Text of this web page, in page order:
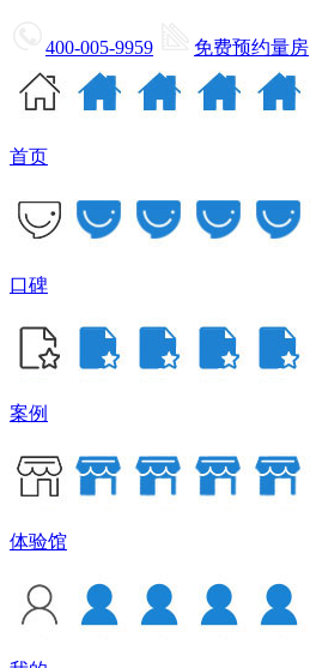
400-005-9959 免费预约量房
首页
口碑
案例
体验馆